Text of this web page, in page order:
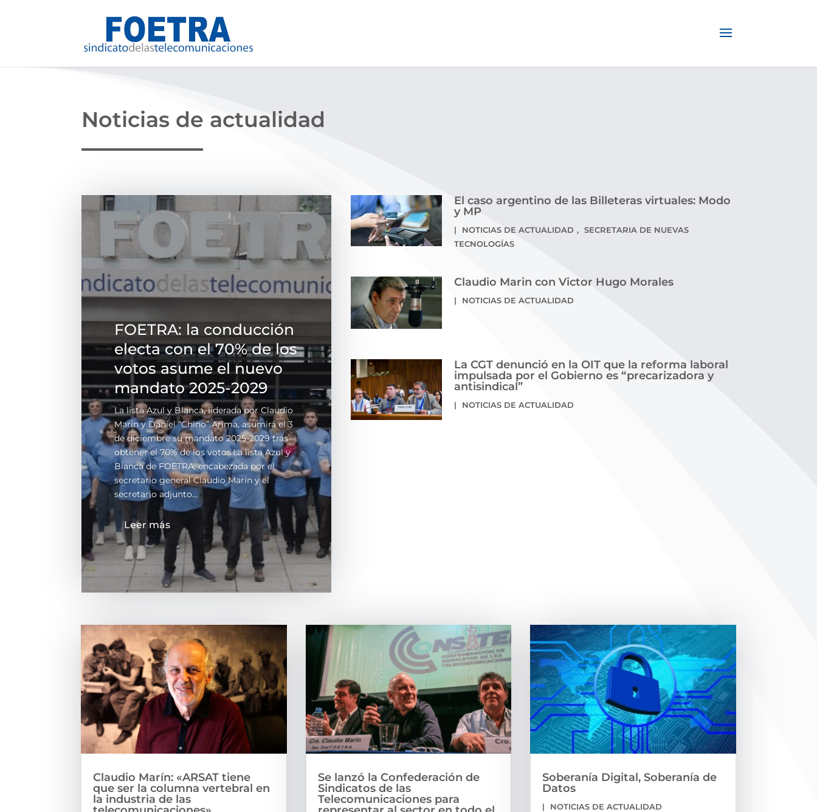
Noticias de actualidad
FOETRA: la conducción
electa con el 70% de los
votos asume el nuevo
mandato 2025-2029
La lista Azul y Blanca, liderada por Claudio
Marín y Daniel “Chino” Arima, asumirá el 3
de diciembre su mandato 2025-2029 tras
obtener el 70% de los votos.La lista Azul y
Blanca de FOETRA, encabezada por el
secretario general Claudio Marín y el
secretario adjunto...
Leer más
El caso argentino de las Billeteras virtuales: Modo
y MP
| NOTICIAS DE ACTUALIDAD , SECRETARIA DE NUEVAS
TECNOLOGÍAS
Claudio Marin con Victor Hugo Morales
| NOTICIAS DE ACTUALIDAD
La CGT denunció en la OIT que la reforma laboral
impulsada por el Gobierno es “precarizadora y
antisindical”
| NOTICIAS DE ACTUALIDAD
Claudio Marín: «ARSAT tiene
que ser la columna vertebral en
la industria de las
Se lanzó la Confederación de
Sindicatos de las
Telecomunicaciones para
Soberanía Digital, Soberanía de
Datos
| NOTICIAS DE ACTUALIDAD